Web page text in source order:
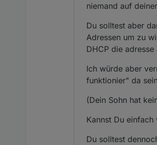
niemand auf
Du solltest aber
Adressen um zu
DHCP die
Ich würde aber
funktionier" da
(Dein Sohn hat
Kannst Du
Du solltest